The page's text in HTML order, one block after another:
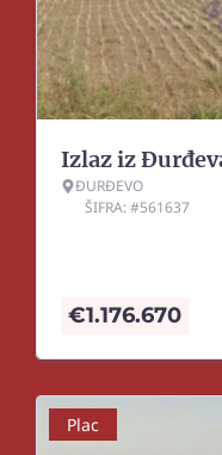
Izlaz iz
ĐURĐEVO
ŠIFRA: #561637
€1.176.670
Plac